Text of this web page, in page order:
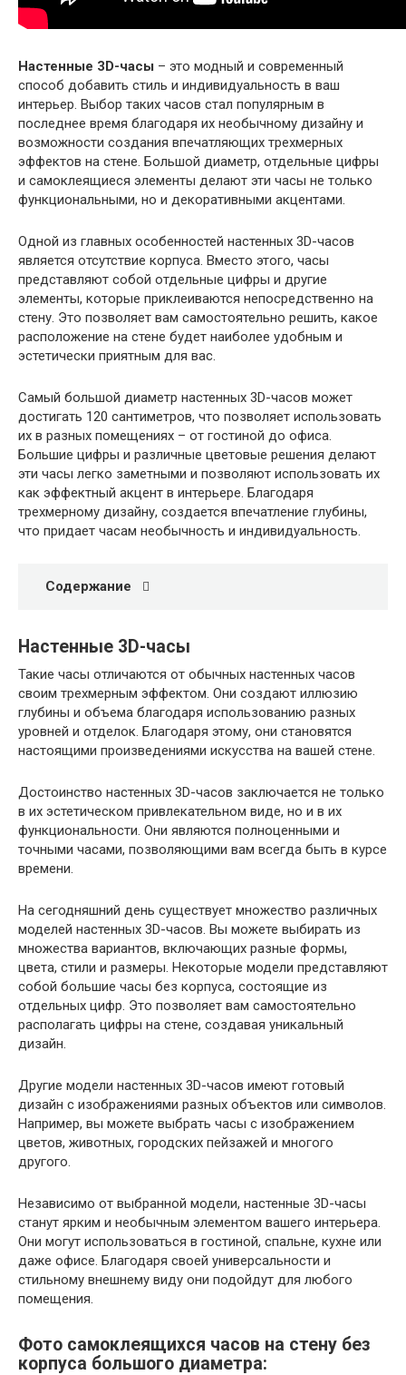
Настенные 3D-часы – это модный и современный
способ добавить стиль и индивидуальность в ваш
интерьер. Выбор таких часов стал популярным в
последнее время благодаря их необычному дизайну и
возможности создания впечатляющих трехмерных
эффектов на стене. Большой диаметр, отдельные цифры
и самоклеящиеся элементы делают эти часы не только
функциональными, но и декоративными акцентами.
Одной из главных особенностей настенных 3D-часов
является отсутствие корпуса. Вместо этого, часы
представляют собой отдельные цифры и другие
элементы, которые приклеиваются непосредственно на
стену. Это позволяет вам самостоятельно решить, какое
расположение на стене будет наиболее удобным и
эстетически приятным для вас.
Самый большой диаметр настенных 3D-часов может
достигать 120 сантиметров, что позволяет использовать
их в разных помещениях – от гостиной до офиса.
Большие цифры и различные цветовые решения делают
эти часы легко заметными и позволяют использовать их
как эффектный акцент в интерьере. Благодаря
трехмерному дизайну, создается впечатление глубины,
что придает часам необычность и индивидуальность.
Содержание
Настенные 3D-часы
Такие часы отличаются от обычных настенных часов
своим трехмерным эффектом. Они создают иллюзию
глубины и объема благодаря использованию разных
уровней и отделок. Благодаря этому, они становятся
настоящими произведениями искусства на вашей стене.
Достоинство настенных 3D-часов заключается не только
в их эстетическом привлекательном виде, но и в их
функциональности. Они являются полноценными и
точными часами, позволяющими вам всегда быть в курсе
времени.
На сегодняшний день существует множество различных
моделей настенных 3D-часов. Вы можете выбирать из
множества вариантов, включающих разные формы,
цвета, стили и размеры. Некоторые модели представляют
собой большие часы без корпуса, состоящие из
отдельных цифр. Это позволяет вам самостоятельно
располагать цифры на стене, создавая уникальный
дизайн.
Другие модели настенных 3D-часов имеют готовый
дизайн с изображениями разных объектов или символов.
Например, вы можете выбрать часы с изображением
цветов, животных, городских пейзажей и многого
другого.
Независимо от выбранной модели, настенные 3D-часы
станут ярким и необычным элементом вашего интерьера.
Они могут использоваться в гостиной, спальне, кухне или
даже офисе. Благодаря своей универсальности и
стильному внешнему виду они подойдут для любого
помещения.
Фото самоклеящихся часов на стену без
корпуса большого диаметра: